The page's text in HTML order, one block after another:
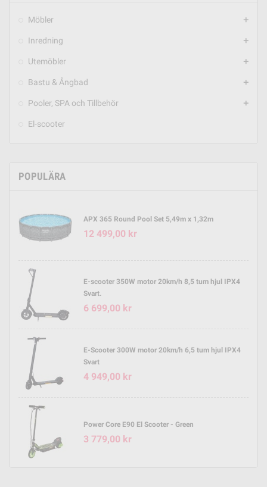
Möbler add
Inredning add
Utemöbler add
Bastu & Ångbad add
Pooler, SPA och Tillbehör add
El-scooter
POPULÄRA
APX 365 Round Pool Set 5,49m x 1,32m
12 499,00 kr
E-scooter 350W motor 20km/h 8,5 tum hjul IPX4
Svart.
6 699,00 kr
E-Scooter 300W motor 20km/h 6,5 tum hjul IPX4
Svart
4 949,00 kr
Power Core E90 El Scooter - Green
3 779,00 kr